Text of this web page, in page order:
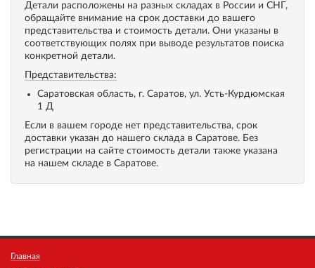
Детали расположены на разных складах в России и СНГ,
обращайте внимание на срок доставки до вашего
представительства и стоимость детали. Они указаны в
соответствующих полях при выводе результатов поиска
конкретной детали.
Представительства:
Саратовская область, г. Саратов, ул. Усть-Курдюмская
1 Д
Если в вашем городе нет представительства, срок
доставки указан до нашего склада в Саратове. Без
регистрации на сайте стоимость детали также указана
на нашем складе в Саратове.
Главная